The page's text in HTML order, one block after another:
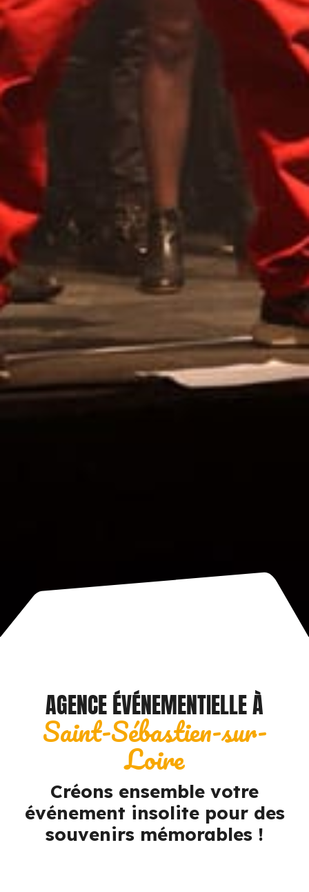
AGENCE ÉVÉNEMENTIELLE À
Saint-Sébastien-sur-
Loire
Créons ensemble votre
événement insolite pour des
souvenirs mémorables !